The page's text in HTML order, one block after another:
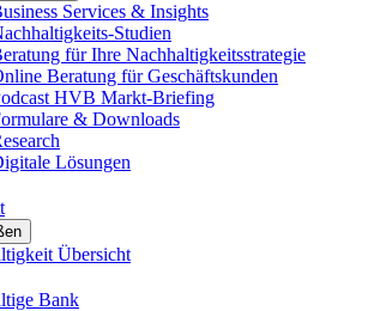
Services & Insights
Studien
für Ihre Nachhaltigkeitsstrategie
Beratung für Geschäftskunden
HVB Markt-Briefing
& Downloads
Lösungen
Übersicht
Bank